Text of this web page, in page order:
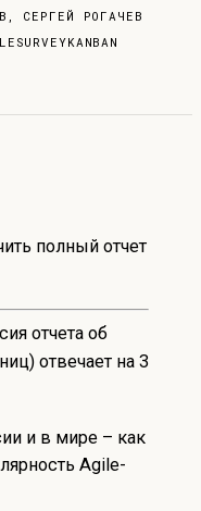
, СЕРГЕЙ РОГАЧЕВ
KANBAN
полный отчет
отчета об
отвечает на 3
и в мире – как
Agile-